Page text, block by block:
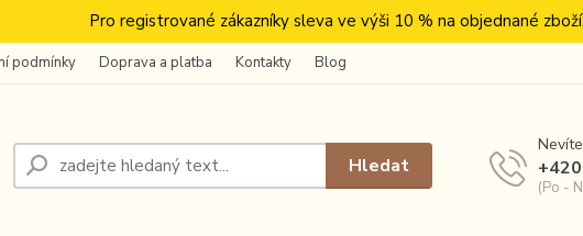
Pro registrované zákazníky sleva ve výši 10 % na objednané zboží.
podmínky Doprava a platba Kontakty Blog
Hledat
(Po -